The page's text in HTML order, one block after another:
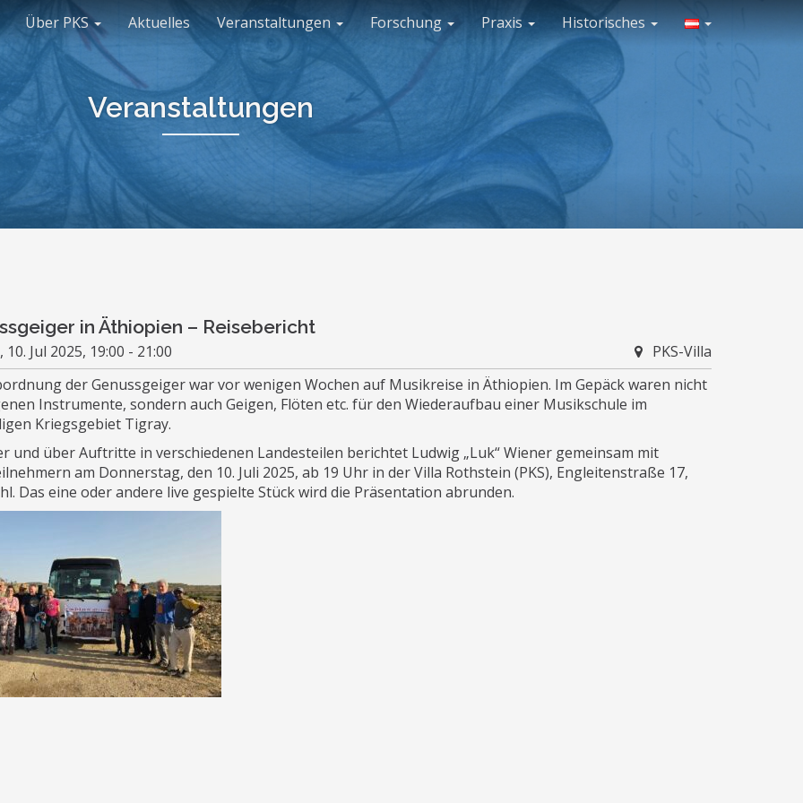
Über PKS Aktuelles Veranstaltungen Forschung Praxis Historisches
Veranstaltungen
in Äthiopien – Reisebericht
10. Jul 2025, 19:00 - 21:00
PKS-Villa
der Genussgeiger war vor wenigen Wochen auf Musikreise in Äthiopien. Im Gepäck waren nicht
Instrumente, sondern auch Geigen, Flöten etc. für den Wiederaufbau einer Musikschule im
Kriegsgebiet Tigray.
und über Auftritte in verschiedenen Landesteilen berichtet Ludwig „Luk“ Wiener gemeinsam mit
am Donnerstag, den 10. Juli 2025, ab 19 Uhr in der Villa Rothstein (PKS), Engleitenstraße 17,
Das eine oder andere live gespielte Stück wird die Präsentation abrunden.